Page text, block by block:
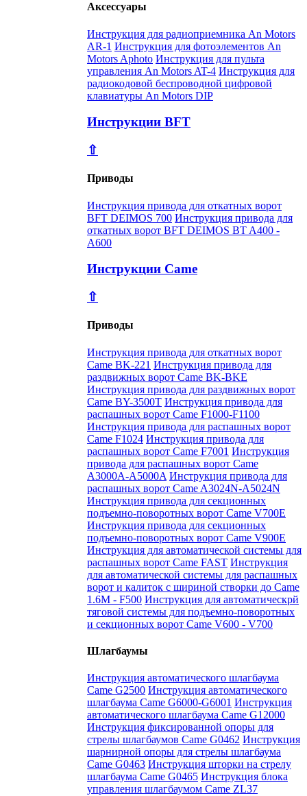
Аксессуары
Инструкция для радиоприемника An Motors
AR-1 Инструкция для фотоэлементов An
Motors Aphoto Инструкция для пульта
управления An Motors AT-4 Инструкция для
радиокодовой беспроводной цифровой
клавиатуры An Motors DIP
Инструкции BFT
⇧
Приводы
Инструкция привода для откатных ворот
BFT DEIMOS 700 Инструкция привода для
откатных ворот BFT DEIMOS BT A400 -
A600
Инструкции Came
⇧
Приводы
Инструкция привода для откатных ворот
Came BK-221 Инструкция привода для
раздвижных ворот Came BK-BKE
Инструкция привода для раздвижных ворот
Came BY-3500T Инструкция привода для
распашных ворот Came F1000-F1100
Инструкция привода для распашных ворот
Came F1024 Инструкция привода для
распашных ворот Came F7001 Инструкция
привода для распашных ворот Came
A3000A-A5000A Инструкция привода для
распашных ворот Came A3024N-A5024N
Инструкция привода для секционных
подъемно-поворотных ворот Came V700E
Инструкция привода для секционных
подъемно-поворотных ворот Came V900E
Инструкция для автоматической системы для
распашных ворот Came FAST Инструкция
для автоматической системы для распашных
ворот и калиток с шириной створки до Came
1.6М - F500 Инструкция для автоматическрй
тяговой системы для подъемно-поворотных
и секционных ворот Came V600 - V700
Шлагбаумы
Инструкция автоматического шлагбаума
Came G2500 Инструкция автоматического
шлагбаума Came G6000-G6001 Инструкция
автоматического шлагбаума Came G12000
Инструкция фиксированной опоры для
стрелы шлагбаумов Came G0462 Инструкция
шарнирной опоры для стрелы шлагбаума
Came G0463 Инструкция шторки на стрелу
шлагбаума Came G0465 Инструкция блока
управления шлагбаумом Came ZL37